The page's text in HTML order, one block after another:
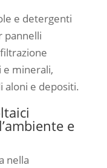
e detergenti
pannelli
e minerali,
aloni e depositi.
e
nella